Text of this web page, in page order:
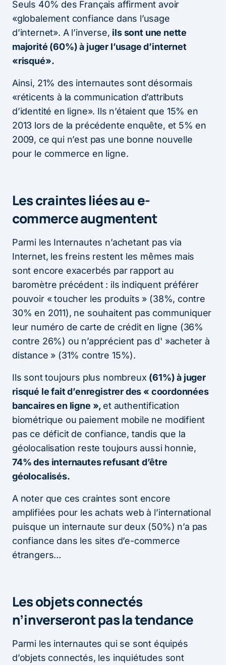
Seuls 40% des Français affirment avoir
«globalement confiance dans l’usage
d’internet». A l’inverse, ils sont une nette
majorité (60%) à juger l’usage d’internet
«risqué».
Ainsi, 21% des internautes sont désormais
«réticents à la communication d’attributs
d’identité en ligne». Ils n’étaient que 15% en
2013 lors de la précédente enquête, et 5% en
2009, ce qui n’est pas une bonne nouvelle
pour le commerce en ligne.
Les craintes liées au e-
commerce augmentent
Parmi les Internautes n’achetant pas via
Internet, les freins restent les mêmes mais
sont encore exacerbés par rapport au
baromètre précédent : ils indiquent préférer
pouvoir « toucher les produits » (38%, contre
30% en 2011), ne souhaitent pas communiquer
leur numéro de carte de crédit en ligne (36%
contre 26%) ou n’apprécient pas d' »acheter à
distance » (31% contre 15%).
Ils sont toujours plus nombreux (61%) à juger
risqué le fait d’enregistrer des « coordonnées
bancaires en ligne », et authentification
biométrique ou paiement mobile ne modifient
pas ce déficit de confiance, tandis que la
géolocalisation reste toujours aussi honnie,
74% des internautes refusant d’être
géolocalisés.
A noter que ces craintes sont encore
amplifiées pour les achats web à l’international
puisque un internaute sur deux (50%) n’a pas
confiance dans les sites d’e-commerce
étrangers…
Les objets connectés
n’inverseront pas la tendance
Parmi les internautes qui se sont équipés
d’objets connectés, les inquiétudes sont